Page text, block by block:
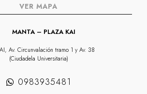
VER MAPA
MANTA – PLAZA KAI
Av. Circunvalación tramo 1 y Av. 38
(Ciudadela Universitaria)
0983935481